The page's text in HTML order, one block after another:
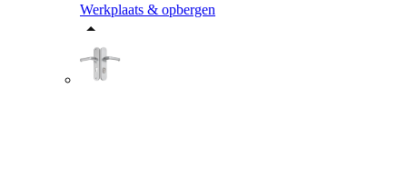
Werkplaats & opbergen